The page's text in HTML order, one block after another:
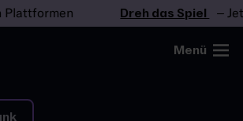
Dreh das Spiel – Jetzt
Menü